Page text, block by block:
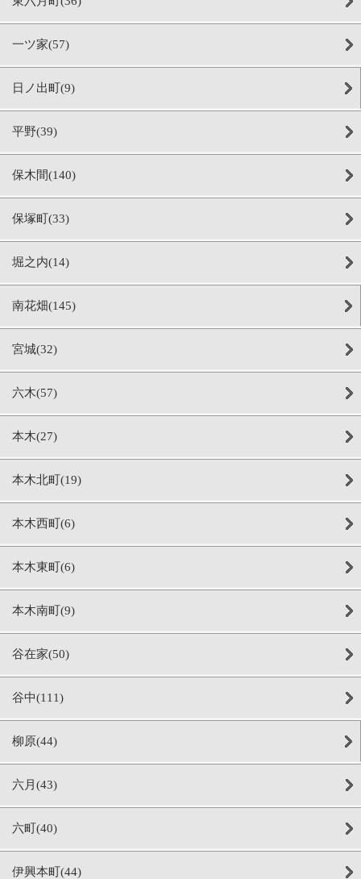
一ツ家(57)
日ノ出町(9)
平野(39)
保木間(140)
保塚町(33)
堀之内(14)
南花畑(145)
宮城(32)
六木(57)
本木(27)
本木北町(19)
本木西町(6)
本木東町(6)
本木南町(9)
谷在家(50)
谷中(111)
柳原(44)
六月(43)
六町(40)
伊興本町(44)